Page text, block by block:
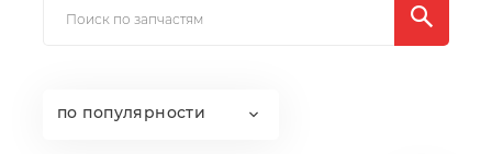
по популярности